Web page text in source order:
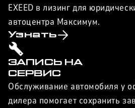
EXEED в лизинг для
автоцентра Максимум.
Узнать
ЗАПИСЬ НА
СЕРВИС
Обслуживание автомобиля у
дилера помогает сохранить